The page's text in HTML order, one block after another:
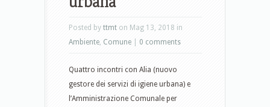
Posted by ttmt on Mag 13, 2018 in
Ambiente, Comune 0 comments
Quattro incontri con Alia (nuovo
gestore dei servizi di igiene urbana) e
l’Amministrazione Comunale per